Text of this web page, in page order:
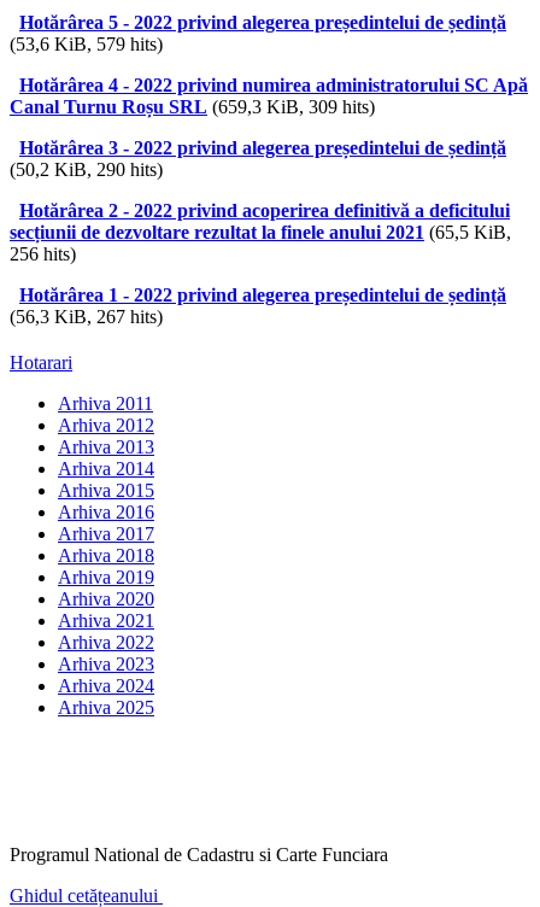
Hotărârea 5 - 2022 privind alegerea președintelui de ședință
(53,6 KiB, 579 hits)
Hotărârea 4 - 2022 privind numirea administratorului SC Apă
Canal Turnu Roșu SRL (659,3 KiB, 309 hits)
Hotărârea 3 - 2022 privind alegerea președintelui de ședință
(50,2 KiB, 290 hits)
Hotărârea 2 - 2022 privind acoperirea definitivă a deficitului
secțiunii de dezvoltare rezultat la finele anului 2021 (65,5 KiB,
256 hits)
Hotărârea 1 - 2022 privind alegerea președintelui de ședință
(56,3 KiB, 267 hits)
Hotarari
Arhiva 2011
Arhiva 2012
Arhiva 2013
Arhiva 2014
Arhiva 2015
Arhiva 2016
Arhiva 2017
Arhiva 2018
Arhiva 2019
Arhiva 2020
Arhiva 2021
Arhiva 2022
Arhiva 2023
Arhiva 2024
Arhiva 2025
Programul National de Cadastru si Carte Funciara
Ghidul cetățeanului